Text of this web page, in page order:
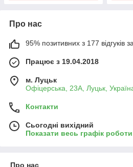
Про нас
95% позитивних з 177 відгуків
Працює з 19.04.2018
м. Луцьк
Офіцерська, 23А, Луцьк,
Контакти
Сьогодні вихідний
Показати весь графік роботи
Про нас